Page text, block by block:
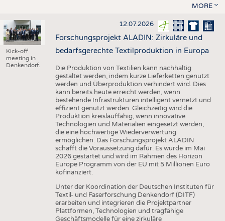
MORE
Kick-off
meeting in
Denkendorf.
12.07.2026
Forschungsprojekt ALADIN: Zirkuläre und
bedarfsgerechte Textilproduktion in Europa
Die Produktion von Textilien kann nachhaltig
gestaltet werden, indem kurze Lieferketten genutzt
werden und Überproduktion verhindert wird. Dies
kann bereits heute erreicht werden, wenn
bestehende Infrastrukturen intelligent vernetzt und
effizient genutzt werden. Gleichzeitig wird die
Produktion kreislauffähig, wenn innovative
Technologien und Materialien eingesetzt werden,
die eine hochwertige Wiederverwertung
ermöglichen. Das Forschungsprojekt ALADIN
schafft die Voraussetzung dafür. Es wurde im Mai
2026 gestartet und wird im Rahmen des Horizon
Europe Programm von der EU mit 5 Millionen Euro
kofinanziert.
Unter der Koordination der Deutschen Instituten für
Textil- und Faserforschung Denkendorf (DITF)
erarbeiten und integrieren die Projektpartner
Plattformen, Technologien und tragfähige
Geschäftsmodelle für eine zirkuläre